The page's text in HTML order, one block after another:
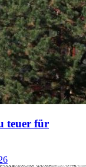
teuer für